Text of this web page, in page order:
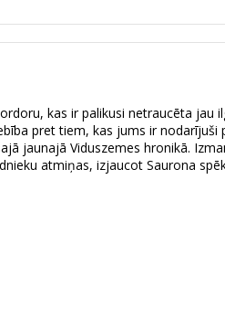
kas ir palikusi netraucēta
pret tiem, kas jums ir
jaunajā Viduszemes hronikā.
atmiņas, izjaucot Saurona